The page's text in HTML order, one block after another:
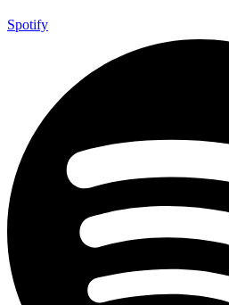
Spotify